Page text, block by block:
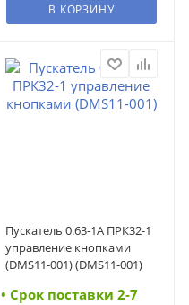
В КОРЗИНУ
Пускатель 0.63-1А ПРК32-1
управление кнопками
(DMS11-001) (DMS11-001)
• Cрок поставки 2-7